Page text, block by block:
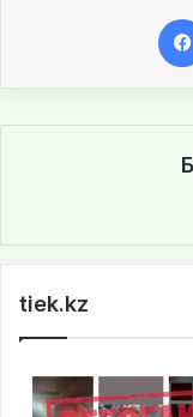
tiek.kz